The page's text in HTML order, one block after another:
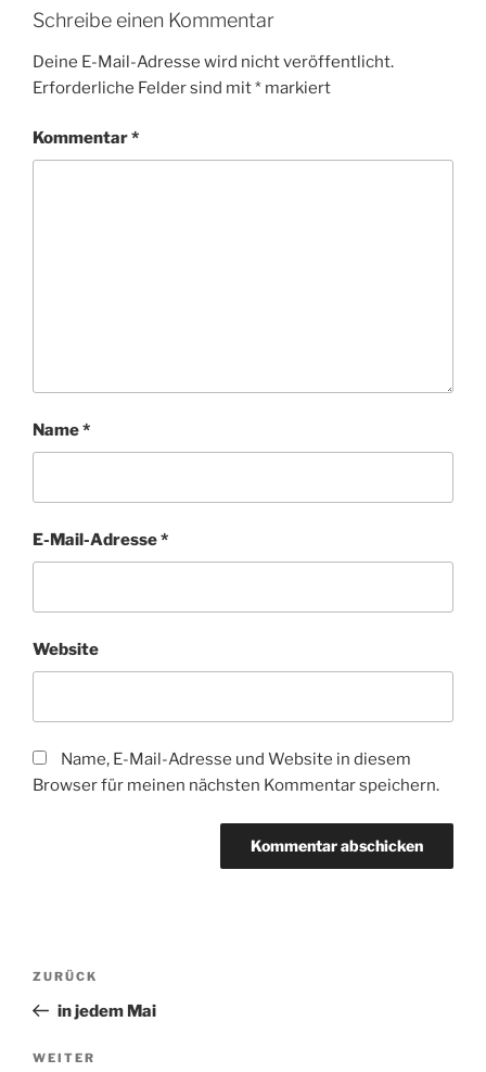
Schreibe einen Kommentar
Deine E-Mail-Adresse wird nicht veröffentlicht.
Erforderliche Felder sind mit* markiert
Kommentar*
Name*
E-Mail-Adresse*
Website
Name, E-Mail-Adresse und Website in diesem
Browser für meinen nächsten Kommentar speichern.
Beitragsnavigation
Vorheriger
Beitrag
ZURÜCK
in jedem Mai
Nächster
WEITER